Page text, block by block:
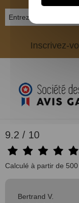
Inscrivez-
9.2 / 10
Calculé à partir de 500
Bertrand V.